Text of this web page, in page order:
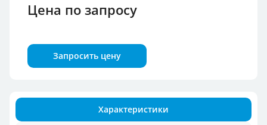
Цена по запросу
Запросить цену
Характеристики